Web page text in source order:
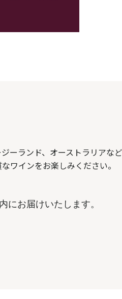
ーランド、オーストラリア
ワインをお楽しみください。
にお届けいたします。